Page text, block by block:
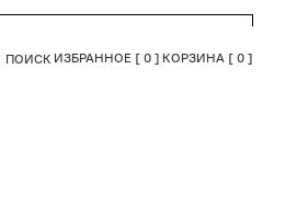
ПОИСК ИЗБРАННОЕ [ 0 ] КОРЗИНА [ 0 ]